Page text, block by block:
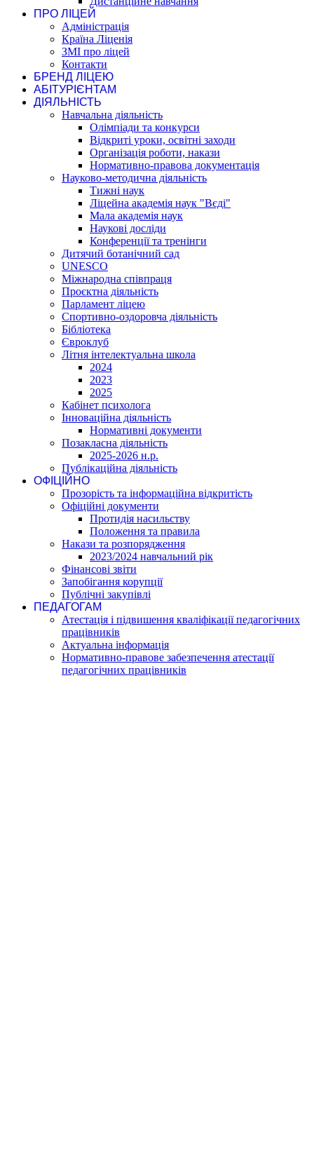
ПРО ЛІЦЕЙ
Адміністрація
Країна Ліценія
ЗМІ про ліцей
Контакти
БРЕНД ЛІЦЕЮ
АБІТУРІЄНТАМ
ДІЯЛЬНІСТЬ
Навчальна діяльність
Олімпіади та конкурси
Відкриті уроки, освітні заходи
Організація роботи, накази
Нормативно-правова документація
Науково-методична діяльність
Тижні наук
Ліцейна академія наук "Вєді"
Мала академія наук
Наукові досліди
Конференції та тренінги
Дитячий ботанічний сад
UNESCO
Міжнародна співпраця
Проєктна діяльність
Парламент ліцею
Спортивно-оздоровча діяльність
Бібліотека
Євроклуб
Літня інтелектуальна школа
2024
2023
2025
Кабінет психолога
Інноваційна діяльність
Нормативні документи
Позакласна діяльність
2025-2026 н.р.
Публікаційна діяльність
ОФІЦІЙНО
Прозорість та інформаційна відкритість
Офіційні документи
Протидія насильству
Положення та правила
Накази та розпорядження
2023/2024 навчальний рік
Фінансові звіти
Запобігання корупції
Публічні закупівлі
ПЕДАГОГАМ
Атестація і підвишення кваліфікації педагогічних
працівників
Актуальна інформація
Нормативно-правове забезпечення атестації
педагогічних працівників